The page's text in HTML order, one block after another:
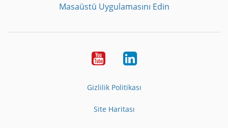
Masaüstü Uygulamasını Edin
YoutubeLinkedIn
Gizlilik Politikası
Site Haritası